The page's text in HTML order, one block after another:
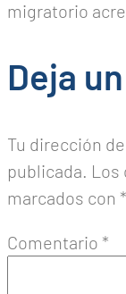
migratorio
Deja
Tu dirección
publicada. Los
marcados con *
Comentario *